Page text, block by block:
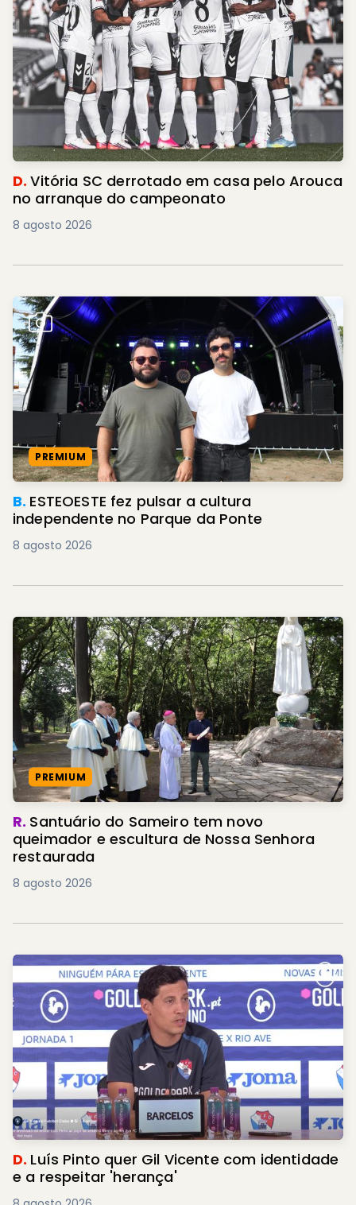
D.Vitória SC derrotado em casa pelo Arouca
no arranque do campeonato
8 agosto 2026
PREMIUM
B. ESTEOESTE fez pulsar a cultura
independente no Parque da Ponte
8 agosto 2026
PREMIUM
R. Santuário do Sameiro tem novo
queimador e escultura de Nossa Senhora
restaurada
8 agosto 2026
D. Luís Pinto quer Gil Vicente com identidade
e a respeitar 'herança'